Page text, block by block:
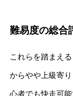
難易度の総合
これらを踏まえ
からやや上級寄
心者でも快走可